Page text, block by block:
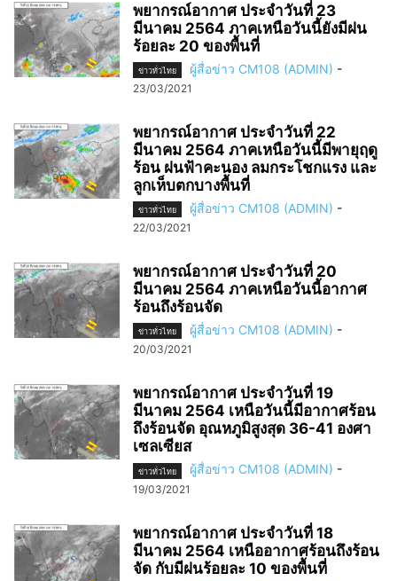
พยากรณ์อากาศ ประจำวันที่ 23
มีนาคม 2564 ภาคเหนือวันนี้ยังมีฝน
ร้อยละ 20 ของพื้นที่
ข่าวทั่วไทย ผู้สื่อข่าว CM108 (ADMIN) -
23/03/2021
พยากรณ์อากาศ ประจำวันที่ 22
มีนาคม 2564 ภาคเหนือวันนี้มีพายุฤดู
ร้อน ฝนฟ้าคะนอง ลมกระโชกแรง และ
ลูกเห็บตกบางพื้นที่
ข่าวทั่วไทย ผู้สื่อข่าว CM108 (ADMIN) -
22/03/2021
พยากรณ์อากาศ ประจำวันที่ 20
มีนาคม 2564 ภาคเหนือวันนี้อากาศ
ร้อนถึงร้อนจัด
ข่าวทั่วไทย ผู้สื่อข่าว CM108 (ADMIN) -
20/03/2021
พยากรณ์อากาศ ประจำวันที่ 19
มีนาคม 2564 เหนือวันนี้มีอากาศร้อน
ถึงร้อนจัด อุณหภูมิสูงสุด 36-41 องศา
เซลเซียส
ข่าวทั่วไทย ผู้สื่อข่าว CM108 (ADMIN) -
19/03/2021
พยากรณ์อากาศ ประจำวันที่ 18
มีนาคม 2564 เหนืออากาศร้อนถึงร้อน
จัด กับมีฝนร้อยละ 10 ของพื้นที่